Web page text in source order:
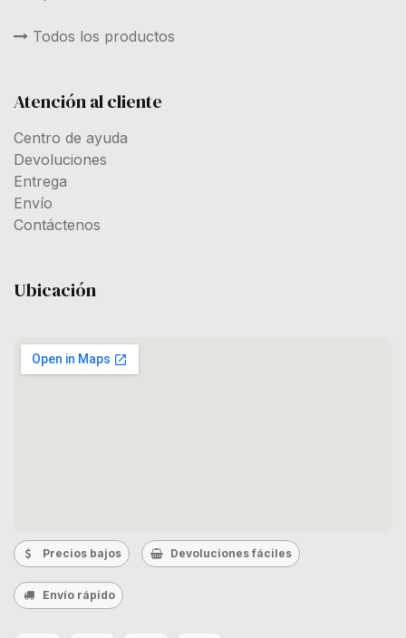
Todos los productos
Atención al cliente
Centro de ayuda
Devoluciones
Entrega
Envío
Contáctenos
Ubicación
Precios bajos Devoluciones fáciles
Envío rápido